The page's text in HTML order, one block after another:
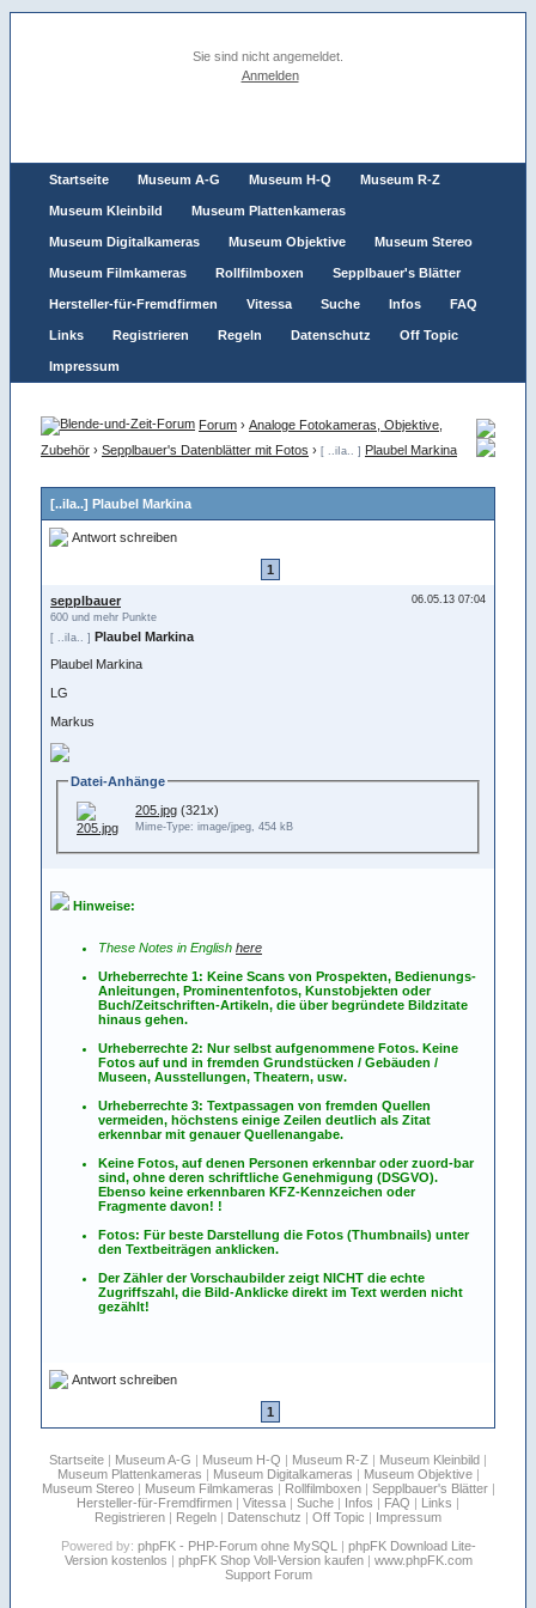
Sie sind nicht angemeldet.
Anmelden
Startseite Museum A-G Museum H-Q Museum R-Z
Museum Kleinbild Museum Plattenkameras
Museum Digitalkameras Museum Objektive Museum Stereo
Museum Filmkameras Rollfilmboxen Sepplbauer's Blätter
Hersteller-für-Fremdfirmen Vitessa Suche Infos FAQ
Links Registrieren Regeln Datenschutz Off Topic
Impressum
Forum › Analoge Fotokameras, Objektive,
Zubehör › Sepplbauer's Datenblätter mit Fotos › [ ..iIa.. ] Plaubel Markina
[..iIa..] Plaubel Markina
Antwort schreiben
1
06.05.13 07:04
sepplbauer
600 und mehr Punkte
[ ..iIa.. ] Plaubel Markina
Plaubel Markina
LG
Markus
Datei-Anhänge
205.jpg (321x)
Mime-Type: image/jpeg, 454 kB
Hinweise:
These Notes in English here
Urheberrechte 1: Keine Scans von Prospekten, Bedienungs-
Anleitungen, Prominentenfotos, Kunstobjekten oder
Buch/Zeitschriften-Artikeln, die über begründete Bildzitate
hinaus gehen.
Urheberrechte 2: Nur selbst aufgenommene Fotos. Keine
Fotos auf und in fremden Grundstücken / Gebäuden /
Museen, Ausstellungen, Theatern, usw.
Urheberrechte 3: Textpassagen von fremden Quellen
vermeiden, höchstens einige Zeilen deutlich als Zitat
erkennbar mit genauer Quellenangabe.
Keine Fotos, auf denen Personen erkennbar oder zuord-bar
sind, ohne deren schriftliche Genehmigung (DSGVO).
Ebenso keine erkennbaren KFZ-Kennzeichen oder
Fragmente davon! !
Fotos: Für beste Darstellung die Fotos (Thumbnails) unter
den Textbeiträgen anklicken.
Der Zähler der Vorschaubilder zeigt NICHT die echte
Zugriffszahl, die Bild-Anklicke direkt im Text werden nicht
gezählt!
Antwort schreiben
1
Startseite | Museum A-G | Museum H-Q | Museum R-Z | Museum Kleinbild |
Museum Plattenkameras | Museum Digitalkameras | Museum Objektive|
Museum Stereo| Museum Filmkameras | Rollfilmboxen| Sepplbauer's Blätter|
Hersteller-für-Fremdfirmen | Vitessa | Suche | Infos | FAQ | Links |
Registrieren | Regeln | Datenschutz | Off Topic | Impressum
Powered by: phpFK - PHP-Forum ohne MySQL | phpFK Download Lite-
Version kostenlos | phpFK Shop Voll-Version kaufen| www.phpFK.com
Support Forum